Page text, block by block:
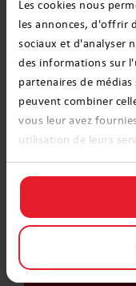
Les cookies nous
les annonces, d'offrir
sociaux et d'analyser
des informations sur
partenaires de
peuvent combiner
vous leur avez
utilisation de leurs
lettre du Père
peut constituer le
Noël, tant pour